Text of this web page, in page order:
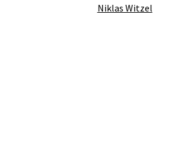
Niklas Witzel